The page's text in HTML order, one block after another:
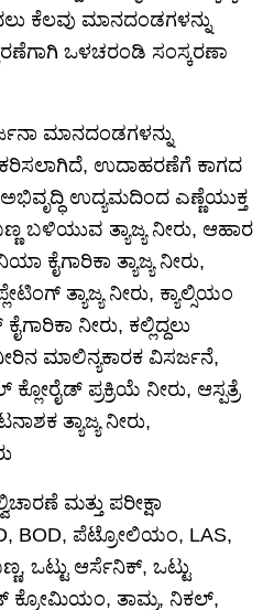
ಕೆಲವು ಮಾನದಂಡಗಳನ್ನು
ಒಳಚರಂಡಿ ಸಂಸ್ಕರಣಾ
ಮಾನದಂಡಗಳನ್ನು
ಉದಾಹರಣೆಗೆ ಕಾಗದ
ಉದ್ಯಮದಿಂದ ಎಣ್ಣೆಯುಕ್ತ
ಬಳಿಯುವ ತ್ಯಾಜ್ಯ ನೀರು, ಆಹಾರ
ಕೈಗಾರಿಕಾ ತ್ಯಾಜ್ಯ ನೀರು,
ತ್ಯಾಜ್ಯ ನೀರು, ಕ್ಯಾಲ್ಸಿಯಂ
ನೀರು, ಕಲ್ಲಿದ್ದಲು
ಮಾಲಿನ್ಯಕಾರಕ ವಿಸರ್ಜನೆ,
ಪ್ರಕ್ರಿಯೆ ನೀರು, ಆಸ್ಪತ್ರೆ
ತ್ಯಾಜ್ಯ ನೀರು,
ಮತ್ತು ಪರೀಕ್ಷಾ
BOD, ಪೆಟ್ರೋಲಿಯಂ, LAS,
ಒಟ್ಟು ಆರ್ಸೆನಿಕ್, ಒಟ್ಟು
ಕ್ರೋಮಿಯಂ, ತಾಮ್ರ, ನಿಕಲ್,